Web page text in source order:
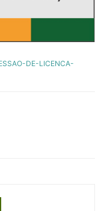
DE-LICENCA-